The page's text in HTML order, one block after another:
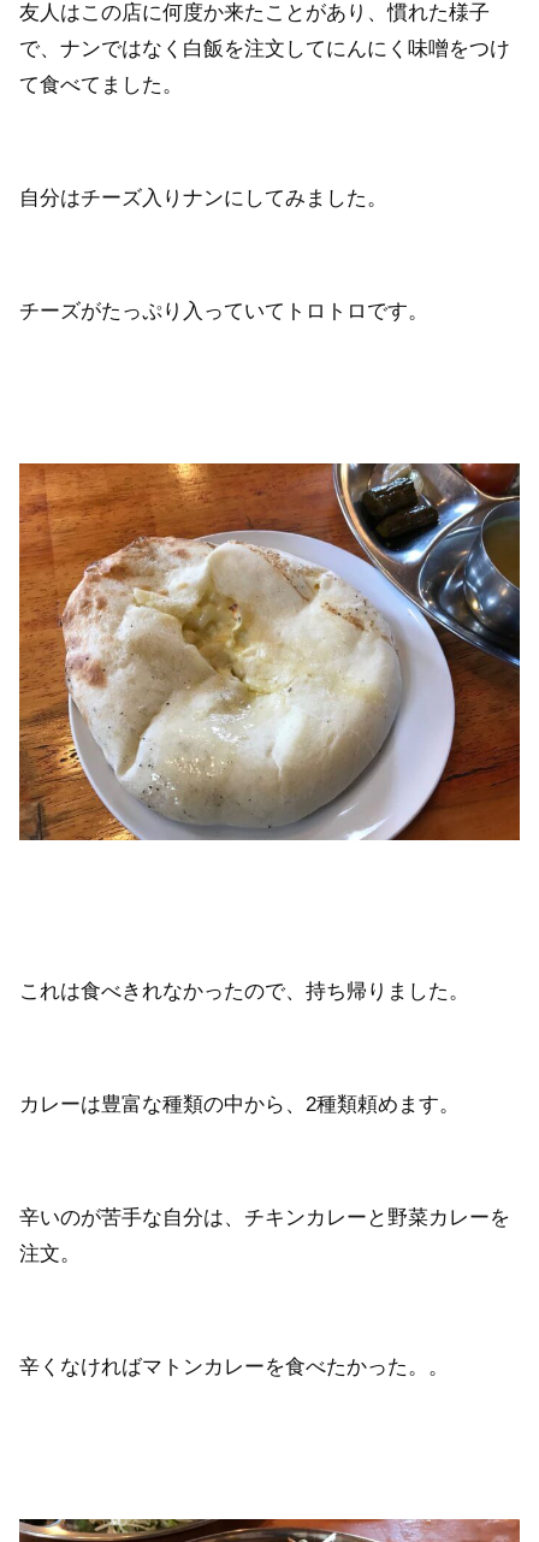
友人はこの店に何度か来たことがあり、慣れた様子
で、ナンではなく白飯を注文してにんにく味噌をつけ
て食べてました。
自分はチーズ入りナンにしてみました。
チーズがたっぷり入っていてトロトロです。
これは食べきれなかったので、持ち帰りました。
カレーは豊富な種類の中から、2種類頼めます。
辛いのが苦手な自分は、チキンカレーと野菜カレーを
注文。
辛くなければマトンカレーを食べたかった。。